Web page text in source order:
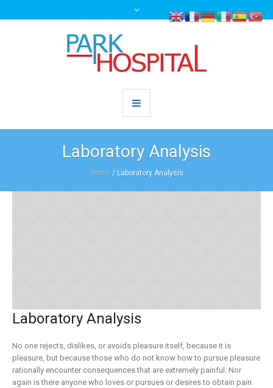
Laboratory Analysis
Home / Laboratory Analysis
Laboratory Analysis
No one rejects, dislikes, or avoids pleasure itself, because it is
pleasure, but because those who do not know how to pursue pleasure
rationally encounter consequences that are extremely painful. Nor
again is there anyone who loves or pursues or desires to obtain pain